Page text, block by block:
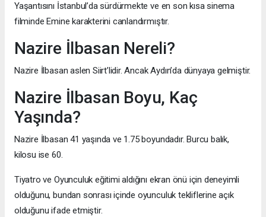
Yaşantısını İstanbul’da sürdürmekte ve en son kısa sinema
filminde Emine karakterini canlandırmıştır.
Nazire İlbasan Nereli?
Nazire İlbasan aslen Siirt’lidir. Ancak Aydın’da dünyaya gelmiştir.
Nazire İlbasan Boyu, Kaç
Yaşında?
Nazire İlbasan 41 yaşında ve 1.75 boyundadır. Burcu balık,
kilosu ise 60.
Tiyatro ve Oyunculuk eğitimi aldığını ekran önü için deneyimli
olduğunu, bundan sonrası içinde oyunculuk tekliflerine açık
olduğunu ifade etmiştir.